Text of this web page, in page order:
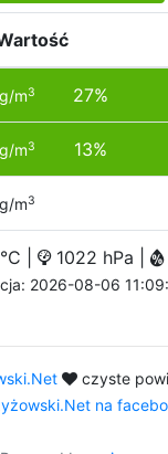
m3 27%
m3 13%
m3
| 1022 hPa |
2026-08-06
czyste
na